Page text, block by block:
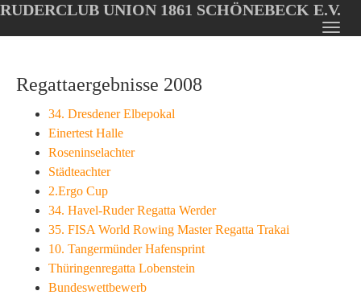
Oops, an error occurred! Code: 20260808001404bada7301
main
RUDERCLUB UNION 1861 SCHÖNEBECK E.V.
Regattaergebnisse 2008
34. Dresdener Elbepokal
Einertest Halle
Roseninselachter
Städteachter
2.Ergo Cup
34. Havel-Ruder Regatta Werder
35. FISA World Rowing Master Regatta Trakai
10. Tangermünder Hafensprint
Thüringenregatta Lobenstein
Bundeswettbewerb